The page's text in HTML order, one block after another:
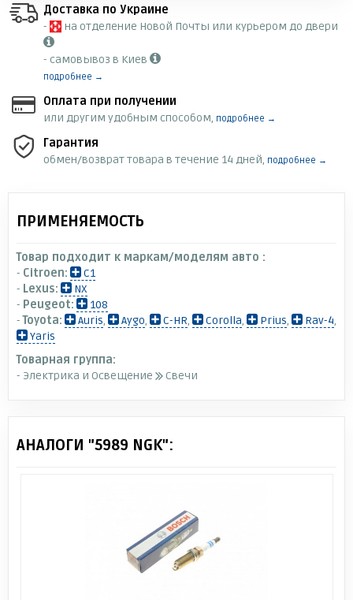
Доставка по Украине
-
на отделение Новой Почты или курьером до двери
- самовывоз в Киев
подробнее →
Оплата при получении
или другим удобным способом, подробнее →
Гарантия
обмен/возврат товара в течение 14 дней, подробнее →
ПРИМЕНЯЕМОСТЬ
Товар подходит к маркам/моделям авто :
- Citroen:
C1
- Lexus:
NX
- Peugeot:
108
-Toyota: Auris, Aygo, C-HR, Corolla, Prius, Rav-4,
Yaris
Товарная группа:
- Электрика и Освещение
Свечи
АНАЛОГИ "5989 NGK":